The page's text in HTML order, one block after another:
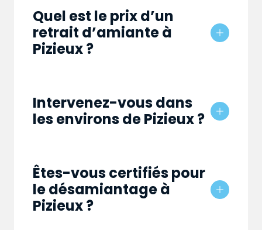
Quel est le prix d’un
retrait d’amiante à
Pizieux ?
Intervenez-vous dans
les environs de Pizieux ?
Êtes-vous certifiés pour
le désamiantage à
Pizieux ?